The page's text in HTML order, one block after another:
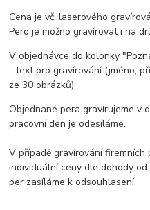
Cena je vč. laserového
Pero je možno gravírovat i na
V objednávce do kolonky
- text pro gravírování (jméno,
ze 30 obrázků)
Objednané pera gravírujeme v
pracovní den je odesíláme.
V případě gravírování
individuální ceny dle dohody
per zasíláme k odsouhlasení.